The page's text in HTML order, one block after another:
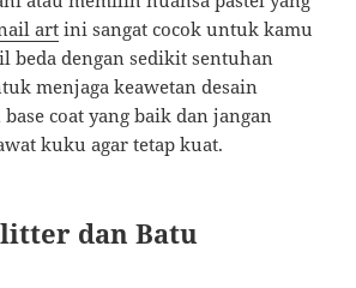
art ini sangat cocok untuk kamu
beda dengan sedikit sentuhan
menjaga keawetan desain
coat yang baik dan jangan
kuku agar tetap kuat.
dan Batu